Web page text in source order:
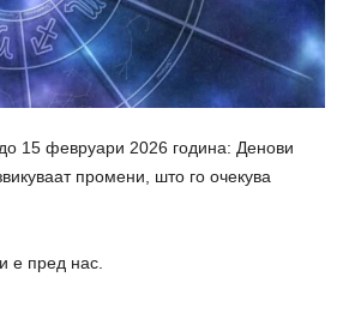
15 февруари 2026 година: Денови
промени, што го очекува
е пред нас.